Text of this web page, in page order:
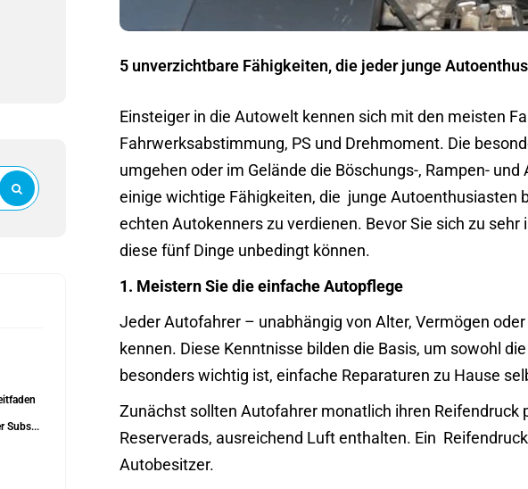
Subs...
5 unverzichtbare Fähigkeiten, die jeder junge
Einsteiger in die Autowelt kennen sich mit den meisten
Fahrwerksabstimmung, PS und Drehmoment. Die
umgehen oder im Gelände die Böschungs-, Rampen-
einige wichtige Fähigkeiten, die junge Autoenthusiasten
echten Autokenners zu verdienen. Bevor Sie sich zu
diese fünf Dinge unbedingt können.
1. Meistern Sie die einfache Autopflege
Jeder Autofahrer – unabhängig von Alter, Vermögen
kennen. Diese Kenntnisse bilden die Basis, um sowohl
besonders wichtig ist, einfache Reparaturen zu Hause
Zunächst sollten Autofahrer monatlich ihren
Reserverads, ausreichend Luft enthalten. Ein
Autobesitzer.